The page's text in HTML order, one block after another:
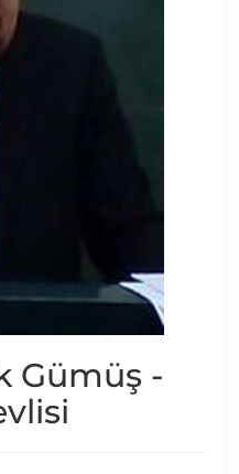
Gümüş -